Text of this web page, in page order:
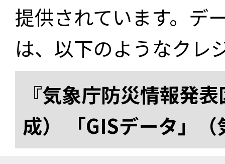
提供されています。デ
は、以下のようなクレ
『気象庁防災情報発
成） 「GISデータ」